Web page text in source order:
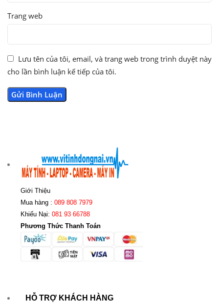
Trang web
Lưu tên của tôi, email, và trang web trong trình duyệt này
cho lần bình luận kế tiếp của tôi.
Giới Thiệu
Mua hàng : 089 808 7979
Khiếu Nại: 081 93 66788
Phương Thức Thanh Toán
HỖ TRỢ KHÁCH HÀNG